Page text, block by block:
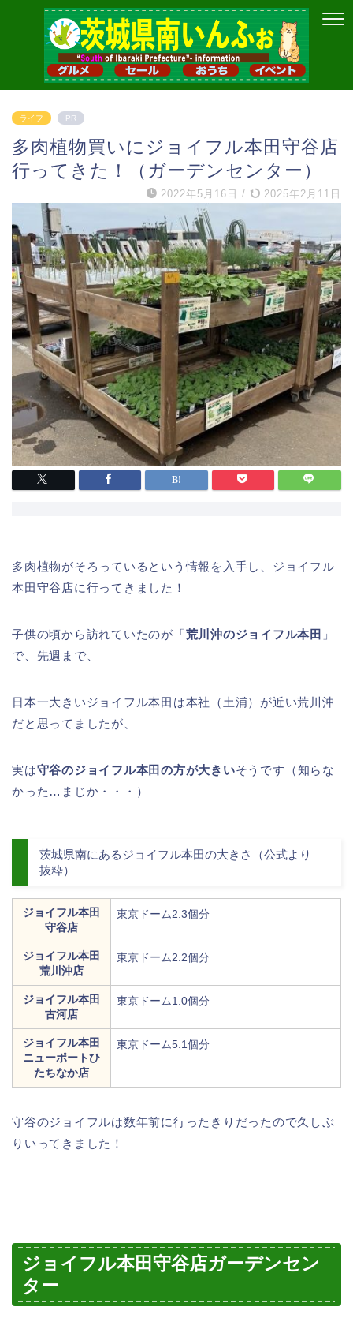
ライフ PR
多肉植物買いにジョイフル本田守谷店
行ってきた！（ガーデンセンター）
2022年5月16日 / 2025年2月11日
多肉植物がそろっているという情報を入手し、ジョイフル
本田守谷店に行ってきました！
子供の頃から訪れていたのが「荒川沖のジョイフル本田 」
で、先週まで、
日本一大きいジョイフル本田は本社（土浦）が近い荒川沖
だと思ってましたが、
実は守谷のジョイフル本田の方が大きいそうです（知らな
かった…まじか・・・）
茨城県南にあるジョイフル本田の大きさ（公式より
抜粋）
ジョイフル本田
守谷店
東京ドーム2.3個分
ジョイフル本田
荒川沖店
東京ドーム2.2個分
ジョイフル本田
古河店
東京ドーム1.0個分
ジョイフル本田
ニューポートひ
たちなか店
東京ドーム5.1個分
守谷のジョイフルは数年前に行ったきりだったので久しぶ
りいってきました！
ジョイフル本田守谷店ガーデンセン
ター